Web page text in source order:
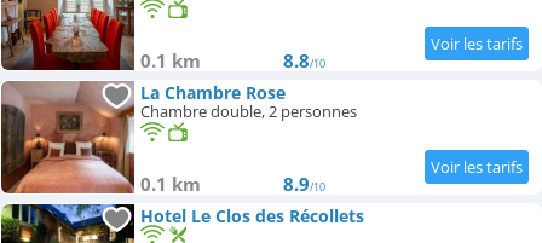
0.1 km 8.8/10
La Chambre Rose
Chambre double, 2 personnes
0.1 km 8.9/10
Hotel Le Clos des Récollets